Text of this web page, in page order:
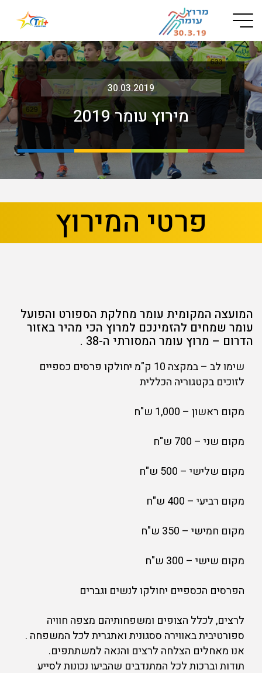
Button used only for devices with a small screen
30.03.2019
מירוץ עומר 2019
פרטי המירוץ
המועצה המקומית עומר מחלקת הספורט והפועל
עומר שמחים להזמינכם למרוץ הכי מהיר באזור
הדרום – מרוץ עומר המסורתי ה-38 .
שימו לב – במקצה 10 ק"מ יחולקו פרסים כספיים
לזוכים בקטגוריה הכללית
מקום ראשון – 1,000 ש"ח
מקום שני – 700 ש"ח
מקום שלישי – 500 ש"ח
מקום רביעי – 400 ש"ח
מקום חמישי – 350 ש"ח
מקום שישי – 300 ש"ח
הפרסים הכספיים יחולקו לנשים וגברים
לרצים, לכלל הצופים ומשפחותיהם מצפה חוויה
ספורטיבית באווירה ססגונית ואתגרית לכל המשפחה .
אנו מאחלים הצלחה לרצים והנאה למשתתפים.
תודות וברכות לכל המתנדבים שהביעו נכונות לסייע